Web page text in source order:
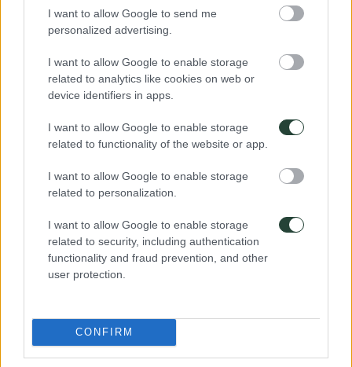
I want to allow Google to send me
personalized advertising.
I want to allow Google to enable storage
related to analytics like cookies on web or
device identifiers in apps.
I want to allow Google to enable storage
related to functionality of the website or app.
I want to allow Google to enable storage
related to personalization.
I want to allow Google to enable storage
related to security, including authentication
functionality and fraud prevention, and other
user protection.
CONFIRM
Nombre*
Correo electrónico*
El periodo de verificación de reCAPTCHA ha caducado. Por favor,
recarga la página.
AQUÍ....